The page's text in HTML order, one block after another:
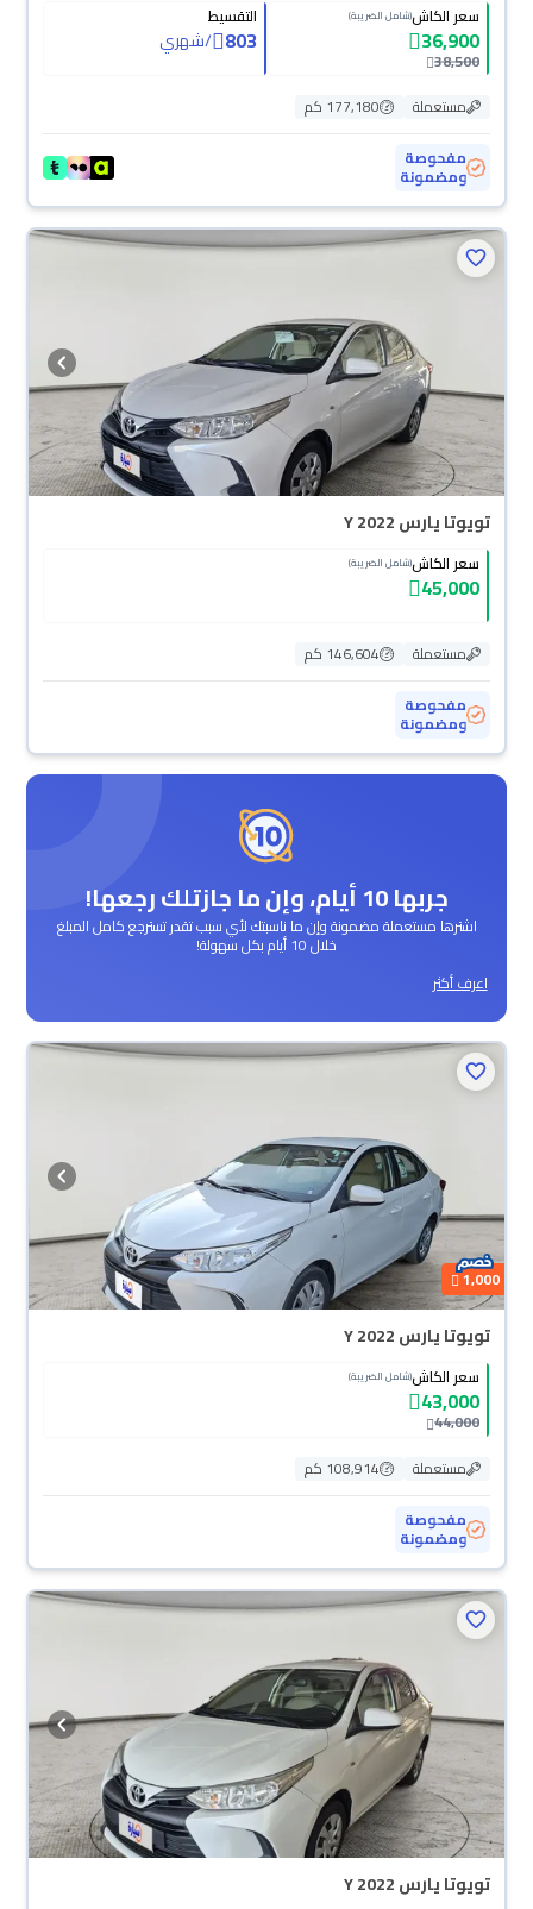
سعر الكاش(شامل الضريبة)
36,900
38,500
التقسيط
803
/شهري
مستعملة
177,180 كم
مفحوصة
ومضمونة
تويوتا يارس Y 2022
سعر الكاش(شامل الضريبة)
45,000
مستعملة
146,604 كم
مفحوصة
ومضمونة
جربها 10 أيام، وإن ما جازتلك رجعها!
اشترها مستعملة مضمونة وإن ما ناسبتك لأي سبب تقدر تسترجع كامل المبلغ
خلال 10 أيام بكل سهولة!
اعرف أكثر
1,000
تويوتا يارس Y 2022
سعر الكاش(شامل الضريبة)
43,000
44,000
مستعملة
108,914 كم
مفحوصة
ومضمونة
تويوتا يارس Y 2022